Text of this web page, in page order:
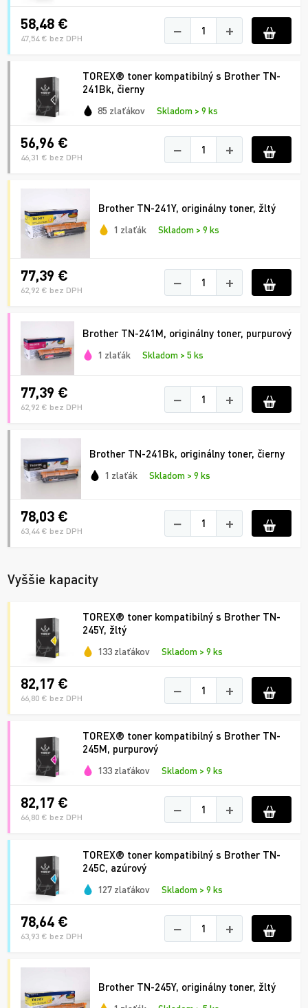
58,48 €
47,54 € bez DPH − +
TOREX® toner kompatibilný s Brother TN-
241Bk, čierny
85 zlaťákov Skladom > 9 ks
56,96 €
46,31 € bez DPH − +
Brother TN-241Y, originálny toner, žltý
1 zlaťák Skladom > 9 ks
77,39 €
62,92 € bez DPH − +
Brother TN-241M, originálny toner, purpurový
1 zlaťák Skladom > 5 ks
77,39 €
62,92 € bez DPH − +
Brother TN-241Bk, originálny toner, čierny
1 zlaťák Skladom > 9 ks
78,03 €
63,44 € bez DPH − +
Vyššie kapacity
TOREX® toner kompatibilný s Brother TN-
245Y, žltý
133 zlaťákov Skladom > 9 ks
82,17 €
66,80 € bez DPH − +
TOREX® toner kompatibilný s Brother TN-
245M, purpurový
133 zlaťákov Skladom > 9 ks
82,17 €
66,80 € bez DPH − +
TOREX® toner kompatibilný s Brother TN-
245C, azúrový
127 zlaťákov Skladom > 9 ks
78,64 €
63,93 € bez DPH − +
Brother TN-245Y, originálny toner, žltý